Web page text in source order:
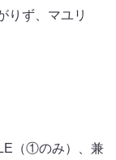
りず、マユリ
（①のみ）、兼